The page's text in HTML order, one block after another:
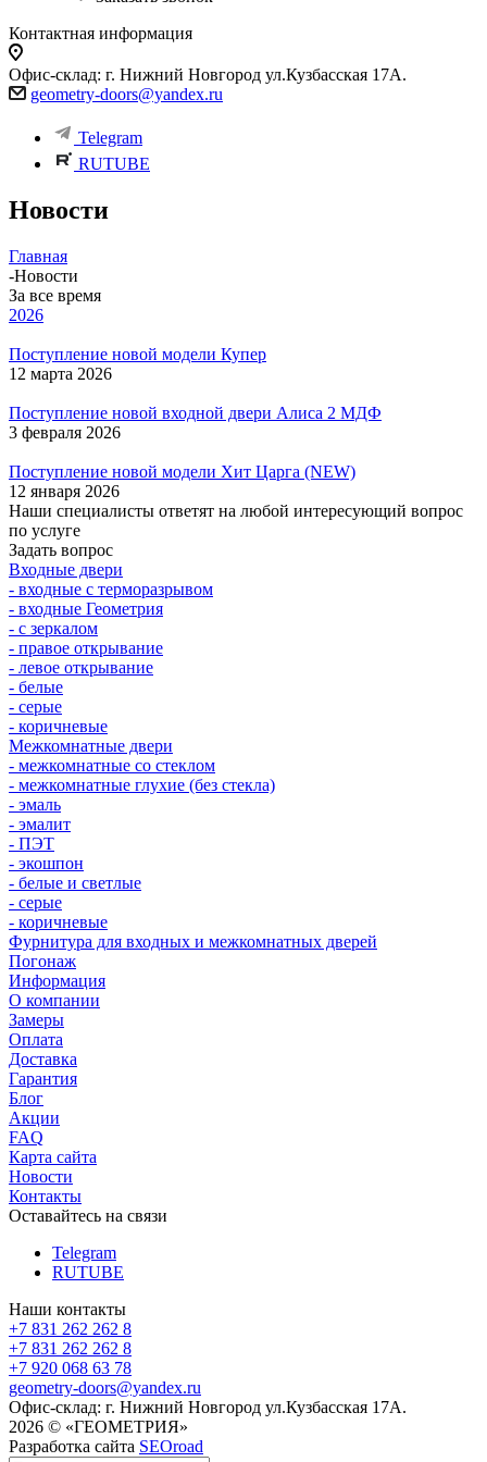
Контактная информация
Офис-склад: г. Нижний Новгород ул.Кузбасская 17А.
geometry-doors@yandex.ru
Telegram
RUTUBE
Новости
Главная
-Новости
За все время
2026
Поступление новой модели Купер
12 марта 2026
Поступление новой входной двери Алиса 2 МДФ
3 февраля 2026
Поступление новой модели Хит Царга (NEW)
12 января 2026
Наши специалисты ответят на любой интересующий вопрос
по услуге
Задать вопрос
Входные двери
- входные с терморазрывом
- входные Геометрия
- с зеркалом
- правое открывание
- левое открывание
- белые
- серые
- коричневые
Межкомнатные двери
- межкомнатные со стеклом
- межкомнатные глухие (без стекла)
- эмаль
- эмалит
- ПЭТ
- экошпон
- белые и светлые
- серые
- коричневые
Фурнитура для входных и межкомнатных дверей
Погонаж
Информация
О компании
Замеры
Оплата
Доставка
Гарантия
Блог
Акции
FAQ
Карта сайта
Новости
Контакты
Оставайтесь на связи
Telegram
RUTUBE
Наши контакты
+7 831 262 262 8
+7 831 262 262 8
+7 920 068 63 78
geometry-doors@yandex.ru
Офис-склад: г. Нижний Новгород ул.Кузбасская 17А.
2026 © «ГЕОМЕТРИЯ»
Разработка сайта SEOroad